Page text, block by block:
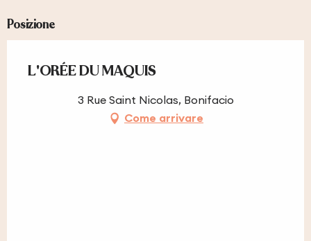
Posizione
L'ORÉE DU MAQUIS
3 Rue Saint Nicolas, Bonifacio
Come arrivare